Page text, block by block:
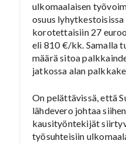
ulkomaalaisen
osuus
korotettaisiin 27
eli 810 €/kk. Samalla
määrä sitoa
jatkossa alan
On pelättävissä, että
lähdevero johtaa
kausityöntekijät
työsuhteisiin